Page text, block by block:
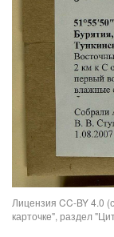
Лицензия CC-BY 4.0
карточке", раздел